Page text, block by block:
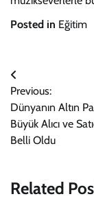
Posted in Eğitim
Yazı
gezinmesi
Previous:
Dünyanın Altın
Büyük Alıcı ve
Belli Oldu
Related